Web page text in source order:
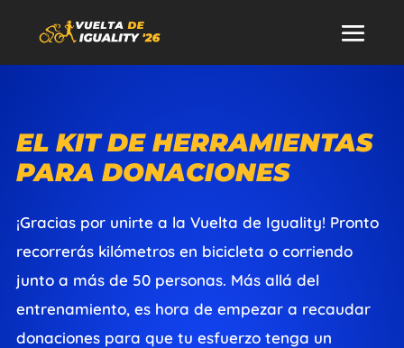
EL KIT DE HERRAMIENTAS
PARA DONACIONES
¡Gracias por unirte a la Vuelta de Iguality! Pronto
recorrerás kilómetros en bicicleta o corriendo
junto a más de 50 personas. Más allá del
entrenamiento, es hora de empezar a recaudar
donaciones para que tu esfuerzo tenga un